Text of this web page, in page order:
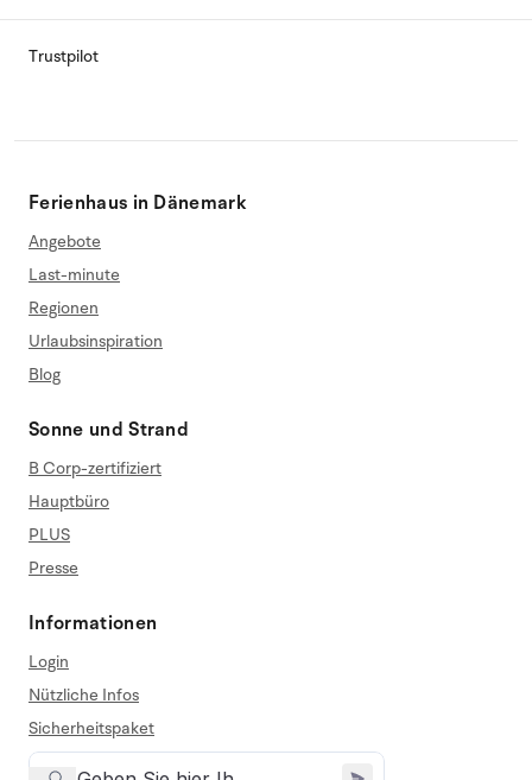
Trustpilot
Ferienhaus in Dänemark
Angebote
Last-minute
Regionen
Urlaubsinspiration
Blog
Sonne und Strand
B Corp-zertifiziert
Hauptbüro
PLUS
Presse
Informationen
Login
Nützliche Infos
Sicherheitspaket